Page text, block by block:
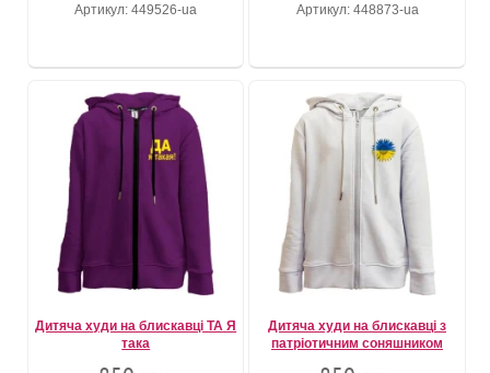
Артикул: 449526-ua Артикул: 448873-ua
Дитяча худи на блискавці ТА Я
така
Дитяча худи на блискавці з
патріотичним соняшником